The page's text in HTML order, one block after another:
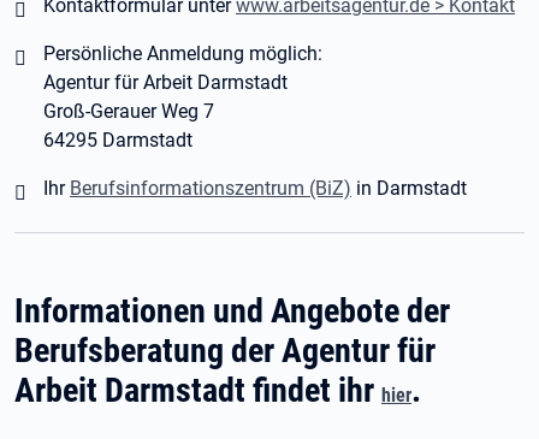
Kontaktformular unterwww.arbeitsagentur.de > Kontakt
Persönliche Anmeldung möglich:
Agentur für Arbeit Darmstadt
Groß-Gerauer Weg 7
64295 Darmstadt
Ihr Berufsinformationszentrum (BiZ) in Darmstadt
Informationen und Angebote der
Berufsberatung der Agentur für
Arbeit Darmstadt findet ihr hier.